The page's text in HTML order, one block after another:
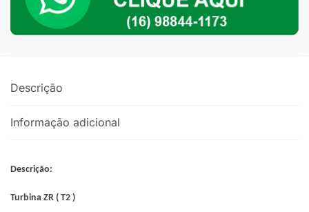
Descrição
Informação adicional
Descrição:
Turbina ZR ( T2 )